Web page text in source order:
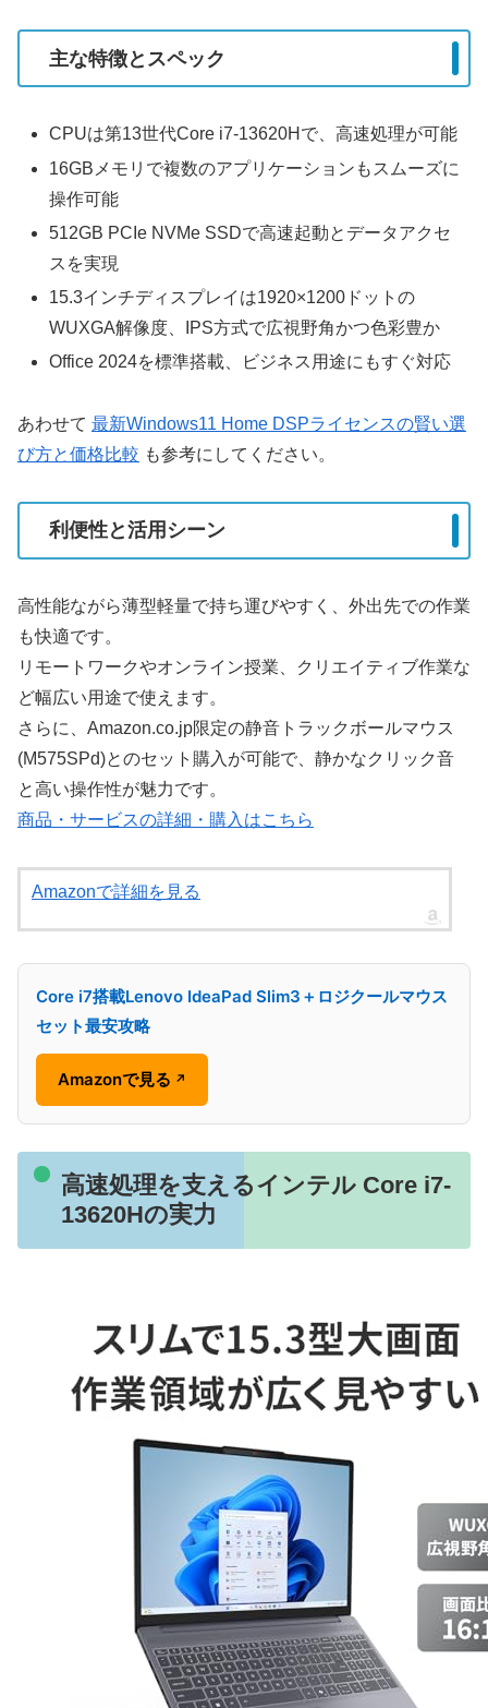
主な特徴とスペック
CPUは第13世代Core i7-13620Hで、高速処理が可能
16GBメモリで複数のアプリケーションもスムーズに
操作可能
512GB PCIe NVMe SSDで高速起動とデータアクセ
スを実現
15.3インチディスプレイは1920×1200ドットの
WUXGA解像度、IPS方式で広視野角かつ色彩豊か
Office 2024を標準搭載、ビジネス用途にもすぐ対応
あわせて 最新Windows11 Home DSPライセンスの賢い選
び方と価格比較 も参考にしてください。
利便性と活用シーン
高性能ながら薄型軽量で持ち運びやすく、外出先での作業
も快適です。
リモートワークやオンライン授業、クリエイティブ作業な
ど幅広い用途で使えます。
さらに、Amazon.co.jp限定の静音トラックボールマウス
(M575SPd)とのセット購入が可能で、静かなクリック音
と高い操作性が魅力です。
商品・サービスの詳細・購入はこちら
Amazonで詳細を見る
Core i7搭載Lenovo IdeaPad Slim3＋ロジクールマウス
セット最安攻略
Amazonで見る ↗
高速処理を支えるインテル Core i7-
13620Hの実力